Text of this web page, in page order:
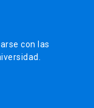
con las